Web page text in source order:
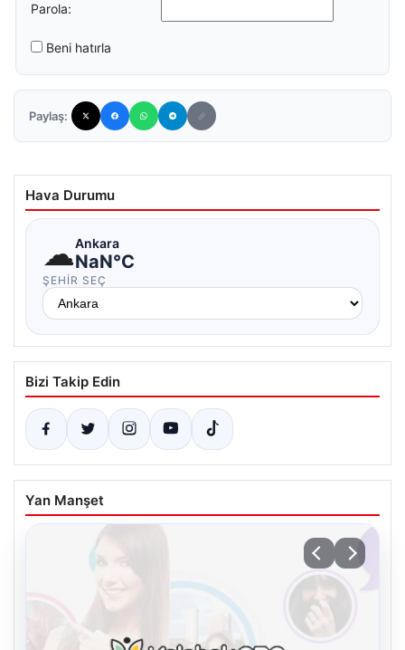
Parola:
Beni hatırla
Paylaş:
Hava Durumu
☁Ankara
NaN°C
ŞEHIR SEÇ
Bizi Takip Edin
Yan Manşet